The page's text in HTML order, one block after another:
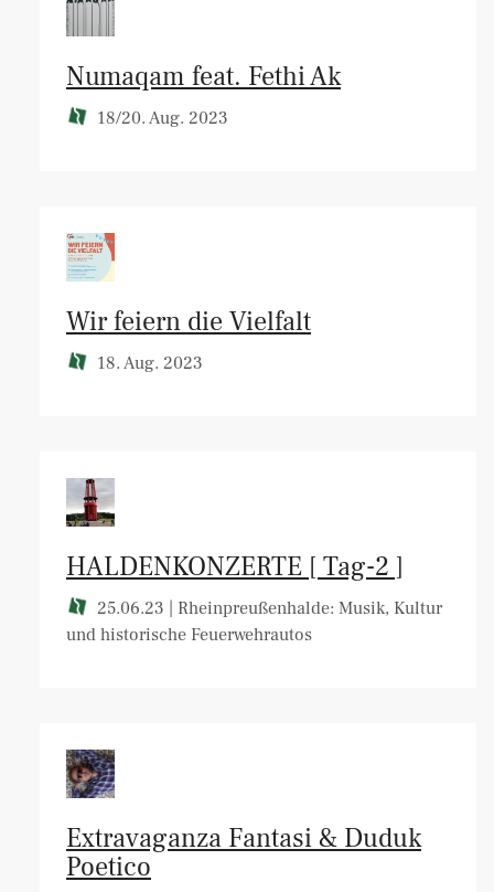
Numaqam feat. Fethi Ak
18/20. Aug. 2023
Wir feiern die Vielfalt
18. Aug. 2023
HALDENKONZERTE [ Tag-2 ]
25.06.23 | Rheinpreußenhalde: Musik, Kultur
und historische Feuerwehrautos
Extravaganza Fantasi & Duduk
Poetico